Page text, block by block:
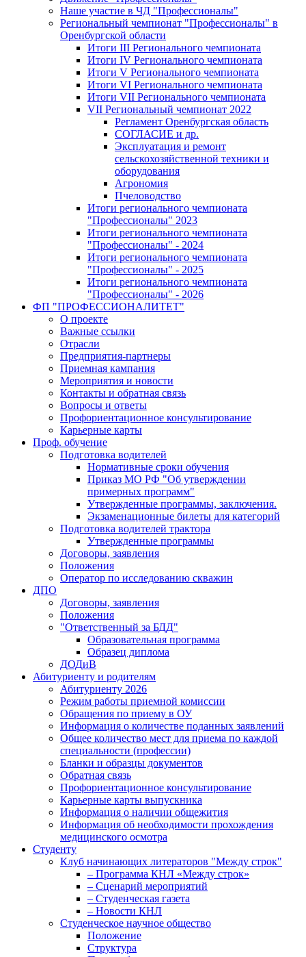
Наше участие в ЧД "Профессионалы"
Региональный чемпионат "Профессионалы" в
Оренбургской области
Итоги III Регионального чемпионата
Итоги IV Регионального чемпионата
Итоги V Регионального чемпионата
Итоги VI Регионального чемпионата
Итоги VII Регионального чемпионата
VII Региональный чемпионат 2022
Регламент Оренбургская область
СОГЛАСИЕ и др.
Эксплуатация и ремонт
сельскохозяйственной техники и
оборудования
Агрономия
Пчеловодство
Итоги регионального чемпионата
"Профессионалы" 2023
Итоги регионального чемпионата
"Профессионалы" - 2024
Итоги регионального чемпионата
"Профессионалы" - 2025
Итоги регионального чемпионата
"Профессионалы" - 2026
ФП "ПРОФЕССИОНАЛИТЕТ"
О проекте
Важные ссылки
Отрасли
Предприятия-партнеры
Приемная кампания
Мероприятия и новости
Контакты и обратная связь
Вопросы и ответы
Профориентационное консультирование
Карьерные карты
Проф. обучение
Подготовка водителей
Нормативные сроки обучения
Приказ МО РФ "Об утверждении
примерных программ"
Утвержденные программы, заключения.
Экзаменационные билеты для категорий
Подготовка водителей трактора
Утвержденные программы
Договоры, заявления
Положения
Оператор по исследованию скважин
ДПО
Договоры, заявления
Положения
"Ответственный за БДД"
Образовательная программа
Образец диплома
ДОДиВ
Абитуриенту и родителям
Абитуриенту 2026
Режим работы приемной комиссии
Обращения по приему в ОУ
Информация о количестве поданных заявлений
Общее количество мест для приема по каждой
специальности (профессии)
Бланки и образцы документов
Обратная связь
Профориентационное консультирование
Карьерные карты выпускника
Информация о наличии общежития
Информация об необходимости прохождения
медицинского осмотра
Студенту
Клуб начинающих литераторов "Между строк"
– Программа КНЛ «Между строк»
– Сценарий мероприятий
– Студенческая газета
– Новости КНЛ
Студенческое научное общество
Положение
Структура